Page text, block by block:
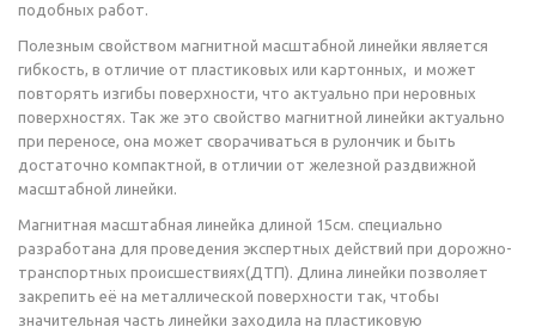
подобных работ.
Полезным свойством магнитной масштабной линейки является
гибкость, в отличие от пластиковых или картонных, и может
повторять изгибы поверхности, что актуально при неровных
поверхностях. Так же это свойство магнитной линейки актуально
при переносе, она может сворачиваться в рулончик и быть
достаточно компактной, в отличии от железной раздвижной
масштабной линейки.
Магнитная масштабная линейка длиной 15см. специально
разработана для проведения экспертных действий при дорожно-
транспортных происшествиях(ДТП). Длина линейки позволяет
закрепить её на металлической поверхности так, чтобы
значительная часть линейки заходила на пластиковую